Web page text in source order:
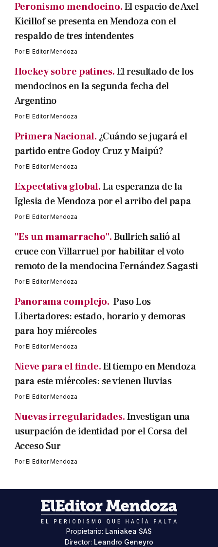
Peronismo mendocino.El espacio de Axel
Kicillof se presenta en Mendoza con el
respaldo de tres intendentes
PorEl Editor Mendoza
Hockey sobre patines.El resultado de los
mendocinos en la segunda fecha del
Argentino
PorEl Editor Mendoza
Primera Nacional. ¿Cuándo se jugará el
partido entre Godoy Cruz y Maipú?
PorEl Editor Mendoza
Expectativa global.La esperanza de la
Iglesia de Mendoza por el arribo del papa
PorEl Editor Mendoza
"Es un mamarracho".Bullrich salió al
cruce con Villarruel por habilitar el voto
remoto de la mendocina Fernández Sagasti
PorEl Editor Mendoza
Panorama complejo. Paso Los
Libertadores: estado, horario y demoras
para hoy miércoles
PorEl Editor Mendoza
Nieve para el finde.El tiempo en Mendoza
para este miércoles: se vienen lluvias
PorEl Editor Mendoza
Nuevas irregularidades.Investigan una
usurpación de identidad por el Corsa del
Acceso Sur
PorEl Editor Mendoza
Propietario: Laniakea SAS
Director: Leandro Geneyro